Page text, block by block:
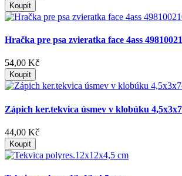
Koupit
Hračka pre psa zvieratka face 4ass
54,00 Kč
Koupit
Zápich ker.tekvica úsmev v klobúku
44,00 Kč
Koupit